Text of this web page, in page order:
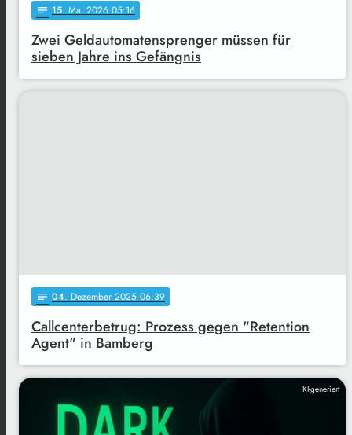
notes 15. Mai 2026 05:16
Zwei Geldautomatensprenger müssen für
sieben Jahre ins Gefängnis
notes 04. Dezember 2025 06:39
Callcenterbetrug: Prozess gegen "Retention
Agent" in Bamberg
KI-generiert